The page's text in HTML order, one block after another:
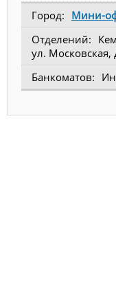
Мини-
ул. Московская,